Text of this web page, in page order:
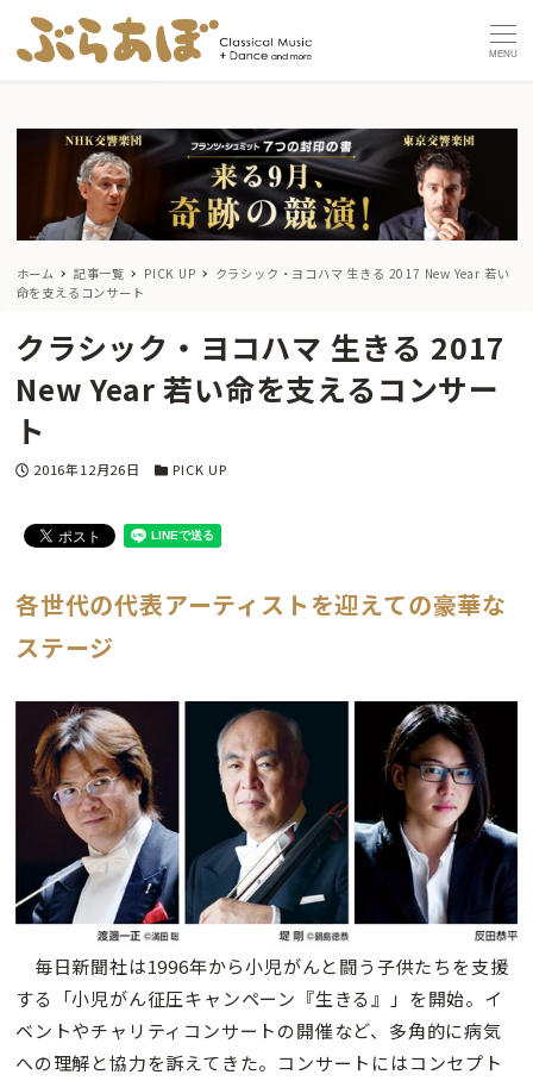
MENU
ホーム 記事一覧 PICK UP
クラシック・ヨコハマ 生きる 2017 New Year 若い
命を支えるコンサート
クラシック・ヨコハマ 生きる 2017
New Year 若い命を支えるコンサー
ト
投稿日
2016年12月26日 カテゴリー
PICK UP
各世代の代表アーティストを迎えての豪華な
ステージ
毎日新聞社は1996年から小児がんと闘う子供たちを支援
する「小児がん征圧キャンペーン『生きる』」を開始。イ
ベントやチャリティコンサートの開催など、多角的に病気
への理解と協力を訴えてきた。コンサートにはコンセプト